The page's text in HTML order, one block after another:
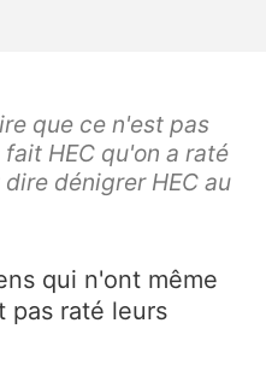
que ce n'est pas
HEC qu'on a raté
dénigrer HEC au
qui n'ont même
pas raté leurs